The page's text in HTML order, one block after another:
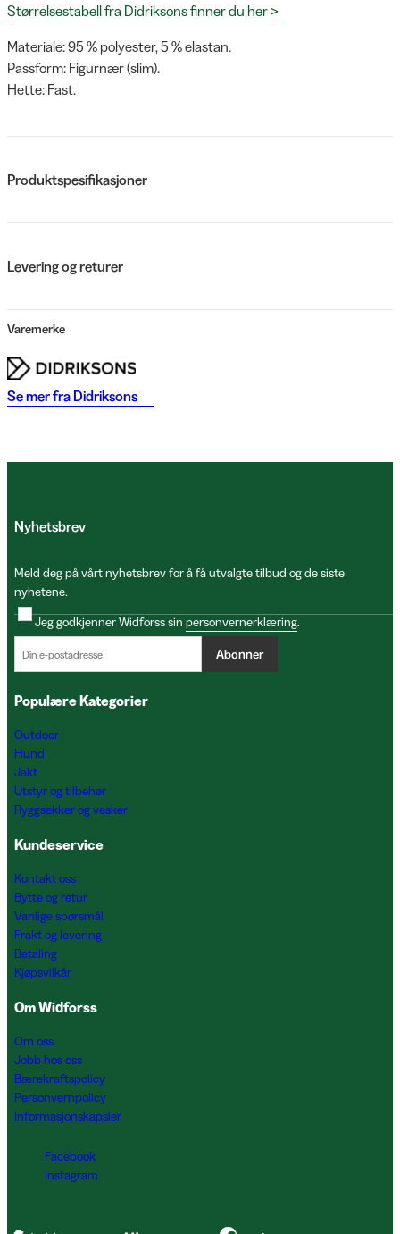
Størrelsestabell fra Didriksons finner du her >
Materiale: 95 % polyester, 5 % elastan.
Passform: Figurnær (slim).
Hette: Fast.
Produktspesifikasjoner
Levering og returer
Varemerke
Se mer fra Didriksons
Nyhetsbrev
Meld deg på vårt nyhetsbrev for å få utvalgte tilbud og de siste
nyhetene.
Jeg godkjenner Widforss sin personvernerklæring.
Abonner
Populære Kategorier
Outdoor
Hund
Jakt
Utstyr og tilbehør
Ryggsekker og vesker
Kundeservice
Kontakt oss
Bytte og retur
Vanlige spørsmål
Frakt og levering
Betaling
Kjøpsvilkår
Om Widforss
Om oss
Jobb hos oss
Bærekraftspolicy
Personvernpolicy
Informasjonskapsler
Facebook
Instagram